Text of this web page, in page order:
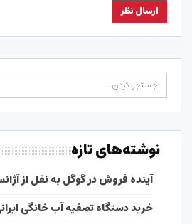
نوشته‌های تازه
آینده فروش در گوگل به نقل از
خرید دستگاه تصفیه آب خانگی